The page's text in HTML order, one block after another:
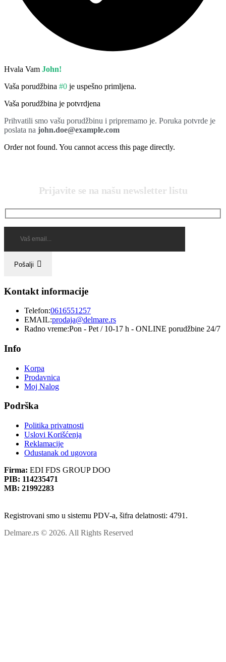
Hvala Vam John!
Vaša porudžbina #0 je uspešno primljena.
Vaša porudžbina je potvrdjena
Prihvatili smo vašu porudžbinu i pripremamo je. Poruka potvrde je
poslata na john.doe@example.com
Order not found. You cannot access this page directly.
Prijavite se na našu newsletter listu
Pošalji
Kontakt informacije
Telefon:0616551257
EMAIL:prodaja@delmare.rs
Radno vreme:Pon - Pet / 10-17 h - ONLINE porudžbine 24/7
Info
Korpa
Prodavnica
Moj Nalog
Podrška
Politika privatnosti
Uslovi Korišćenja
Reklamacije
Odustanak od ugovora
Firma: EDI FDS GROUP DOO
PIB: 114235471
MB: 21992283
Registrovani smo u sistemu PDV-a, šifra delatnosti: 4791.
Delmare.rs © 2026. All Rights Reserved